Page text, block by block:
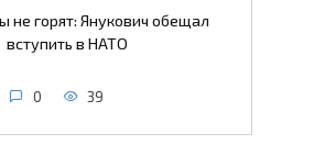
не горят: Янукович обещал
вступить в НАТО
0 39